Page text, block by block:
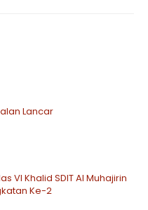
Lancar
VI Khalid SDIT Al Muhajirin
Ke-2